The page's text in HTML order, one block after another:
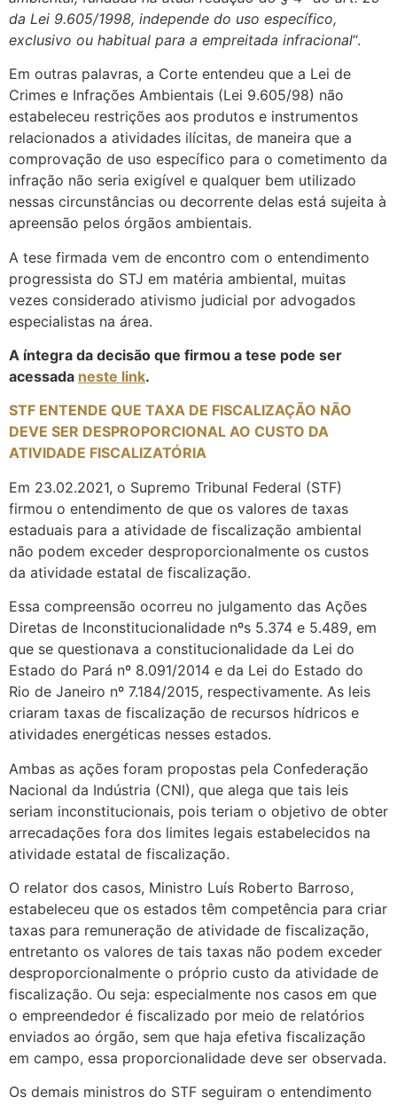
da Lei 9.605/1998, independe do uso específico,
exclusivo ou habitual para a empreitada infracional“.
Em outras palavras, a Corte entendeu que a Lei de
Crimes e Infrações Ambientais (Lei 9.605/98) não
estabeleceu restrições aos produtos e instrumentos
relacionados a atividades ilícitas, de maneira que a
comprovação de uso específico para o cometimento da
infração não seria exigível e qualquer bem utilizado
nessas circunstâncias ou decorrente delas está sujeita à
apreensão pelos órgãos ambientais.
A tese firmada vem de encontro com o entendimento
progressista do STJ em matéria ambiental, muitas
vezes considerado ativismo judicial por advogados
especialistas na área.
A íntegra da decisão que firmou a tese pode ser
acessada neste link.
STF ENTENDE QUE TAXA DE FISCALIZAÇÃO NÃO
DEVE SER DESPROPORCIONAL AO CUSTO DA
ATIVIDADE FISCALIZATÓRIA
Em 23.02.2021, o Supremo Tribunal Federal (STF)
firmou o entendimento de que os valores de taxas
estaduais para a atividade de fiscalização ambiental
não podem exceder desproporcionalmente os custos
da atividade estatal de fiscalização.
Essa compreensão ocorreu no julgamento das Ações
Diretas de Inconstitucionalidade nºs 5.374 e 5.489, em
que se questionava a constitucionalidade da Lei do
Estado do Pará nº 8.091/2014 e da Lei do Estado do
Rio de Janeiro nº 7.184/2015, respectivamente. As leis
criaram taxas de fiscalização de recursos hídricos e
atividades energéticas nesses estados.
Ambas as ações foram propostas pela Confederação
Nacional da Indústria (CNI), que alega que tais leis
seriam inconstitucionais, pois teriam o objetivo de obter
arrecadações fora dos limites legais estabelecidos na
atividade estatal de fiscalização.
O relator dos casos, Ministro Luís Roberto Barroso,
estabeleceu que os estados têm competência para criar
taxas para remuneração de atividade de fiscalização,
entretanto os valores de tais taxas não podem exceder
desproporcionalmente o próprio custo da atividade de
fiscalização. Ou seja: especialmente nos casos em que
o empreendedor é fiscalizado por meio de relatórios
enviados ao órgão, sem que haja efetiva fiscalização
em campo, essa proporcionalidade deve ser observada.
Os demais ministros do STF seguiram o entendimento